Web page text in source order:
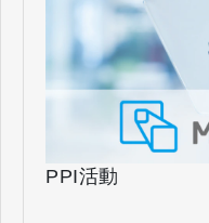
PPI活動